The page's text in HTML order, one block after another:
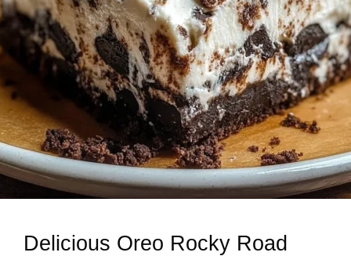
Delicious Oreo Rocky Road